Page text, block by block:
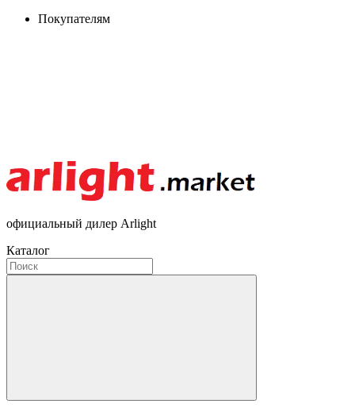
Покупателям
официальный дилер Arlight
Каталог